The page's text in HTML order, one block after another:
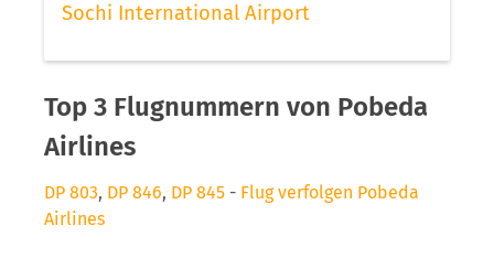
Sochi International Airport
Top 3 Flugnummern von Pobeda
Airlines
DP 803, DP 846, DP 845 - Flug verfolgen Pobeda
Airlines